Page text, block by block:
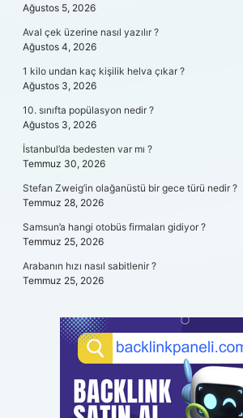
Ağustos 5, 2026
Aval çek üzerine nasıl yazılır ?
Ağustos 4, 2026
1 kilo undan kaç kişilik helva çıkar ?
Ağustos 3, 2026
10. sınıfta popülasyon nedir ?
Ağustos 3, 2026
İstanbul’da bedesten var mı ?
Temmuz 30, 2026
Stefan Zweig’in olağanüstü bir gece türü nedir ?
Temmuz 28, 2026
Samsun’a hangi otobüs firmaları gidiyor ?
Temmuz 25, 2026
Arabanın hızı nasıl sabitlenir ?
Temmuz 25, 2026